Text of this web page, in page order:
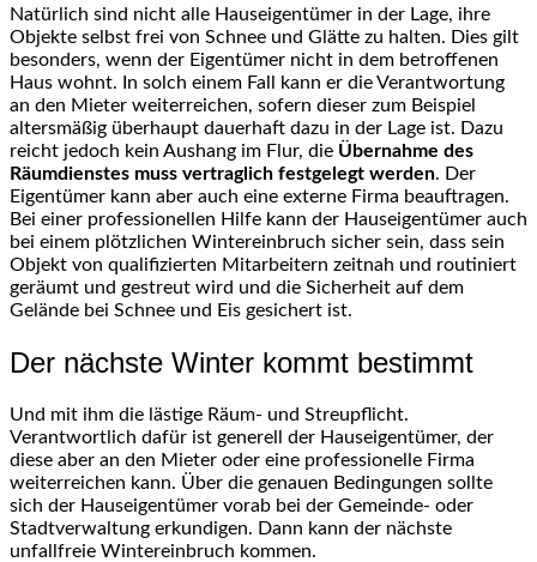
Natürlich sind nicht alle Hauseigentümer in der Lage, ihre
Objekte selbst frei von Schnee und Glätte zu halten. Dies gilt
besonders, wenn der Eigentümer nicht in dem betroffenen
Haus wohnt. In solch einem Fall kann er die Verantwortung
an den Mieter weiterreichen, sofern dieser zum Beispiel
altersmäßig überhaupt dauerhaft dazu in der Lage ist. Dazu
reicht jedoch kein Aushang im Flur, die Übernahme des
Räumdienstes muss vertraglich festgelegt werden. Der
Eigentümer kann aber auch eine externe Firma beauftragen.
Bei einer professionellen Hilfe kann der Hauseigentümer auch
bei einem plötzlichen Wintereinbruch sicher sein, dass sein
Objekt von qualifizierten Mitarbeitern zeitnah und routiniert
geräumt und gestreut wird und die Sicherheit auf dem
Gelände bei Schnee und Eis gesichert ist.
Der nächste Winter kommt bestimmt
Und mit ihm die lästige Räum- und Streupflicht.
Verantwortlich dafür ist generell der Hauseigentümer, der
diese aber an den Mieter oder eine professionelle Firma
weiterreichen kann. Über die genauen Bedingungen sollte
sich der Hauseigentümer vorab bei der Gemeinde- oder
Stadtverwaltung erkundigen. Dann kann der nächste
unfallfreie Wintereinbruch kommen.